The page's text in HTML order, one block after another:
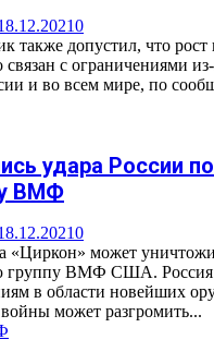
0
также допустил, что рост
с ограничениями из-
и во всем мире, по
удара России по
ВМФ
0
«Циркон» может
группу ВМФ США. Россия
в области новейших
может разгромить...